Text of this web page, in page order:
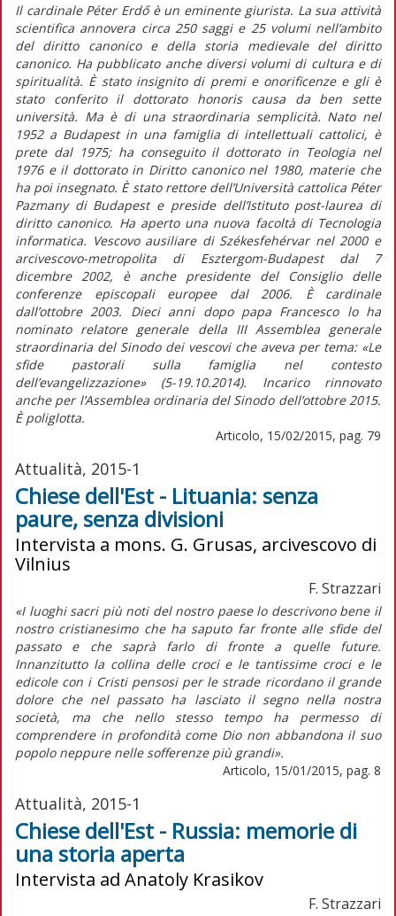
Il cardinale Péter Erdő è un eminente giurista. La sua attività
scientifica annovera circa 250 saggi e 25 volumi nell’ambito
del diritto canonico e della storia medievale del diritto
canonico. Ha pubblicato anche diversi volumi di cultura e di
spiritualità. È stato insignito di premi e onorificenze e gli è
stato conferito il dottorato honoris causa da ben sette
università. Ma è di una straordinaria semplicità. Nato nel
1952 a Budapest in una famiglia di intellettuali cattolici, è
prete dal 1975; ha conseguito il dottorato in Teologia nel
1976 e il dottorato in Diritto canonico nel 1980, materie che
ha poi insegnato. È stato rettore dell’Università cattolica Péter
Pazmany di Budapest e preside dell’Istituto post-laurea di
diritto canonico. Ha aperto una nuova facoltà di Tecnologia
informatica. Vescovo ausiliare di Székesfehérvar nel 2000 e
arcivescovo-metropolita di Esztergom-Budapest dal 7
dicembre 2002, è anche presidente del Consiglio delle
conferenze episcopali europee dal 2006. È cardinale
dall’ottobre 2003. Dieci anni dopo papa Francesco lo ha
nominato relatore generale della III Assemblea generale
straordinaria del Sinodo dei vescovi che aveva per tema: «Le
sfide pastorali sulla famiglia nel contesto
dell’evangelizzazione» (5-19.10.2014). Incarico rinnovato
anche per l’Assemblea ordinaria del Sinodo dell’ottobre 2015.
È poliglotta.
Articolo, 15/02/2015, pag. 79
Attualità, 2015-1
Chiese dell'Est - Lituania: senza
paure, senza divisioni
Intervista a mons. G. Grusas, arcivescovo di
Vilnius
F. Strazzari
«I luoghi sacri più noti del nostro paese lo descrivono bene il
nostro cristianesimo che ha saputo far fronte alle sfide del
passato e che saprà farlo di fronte a quelle future.
Innanzitutto la collina delle croci e le tantissime croci e le
edicole con i Cristi pensosi per le strade ricordano il grande
dolore che nel passato ha lasciato il segno nella nostra
società, ma che nello stesso tempo ha permesso di
comprendere in profondità come Dio non abbandona il suo
popolo neppure nelle sofferenze più grandi».
Articolo, 15/01/2015, pag. 8
Attualità, 2015-1
Chiese dell'Est - Russia: memorie di
una storia aperta
Intervista ad Anatoly Krasikov
F. Strazzari